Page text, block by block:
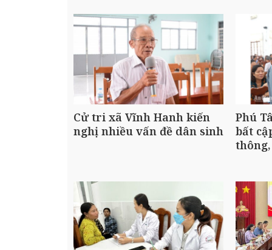
Cử tri xã Vĩnh Hanh kiến
nghị nhiều vấn đề dân sinh
Phú
bất